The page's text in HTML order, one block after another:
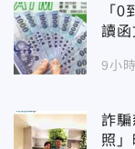
「0
讀函
9小
詐騙
照